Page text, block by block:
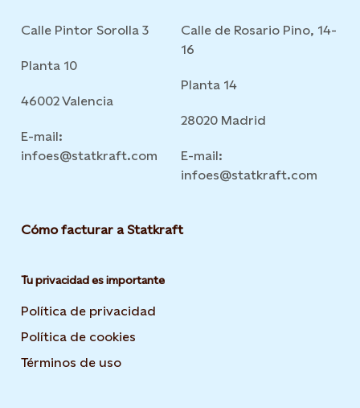
Calle Pintor Sorolla 3
Planta 10
46002 Valencia
E-mail:
infoes@statkraft.com
Calle de Rosario Pino, 14-
16
Planta 14
28020 Madrid
E-mail:
infoes@statkraft.com
Cómo facturar a Statkraft
Tu privacidad es importante
Política de privacidad
Política de cookies
Términos de uso